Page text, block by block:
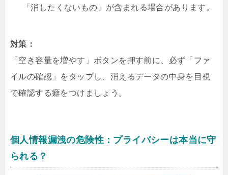
「消したくないもの」が含まれる場合があります。
対策：
「空き容量を増やす」ボタンを押す前に、必ず「ファ
イルの確認」をタップし、消えるデータの中身を目視
で確認する癖をつけましょう。
個人情報漏洩の危険性：プライバシーは本当に守
られる？